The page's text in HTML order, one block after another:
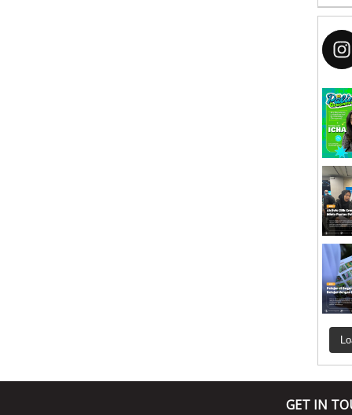
GET IN